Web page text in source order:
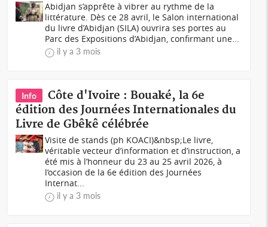
Abidjan s’apprête à vibrer au rythme de la
littérature. Dès ce 28 avril, le Salon international
du livre d’Abidjan (SILA) ouvrira ses portes au
Parc des Expositions d’Abidjan, confirmant une...
il y a 3 mois
Info
Côte d'Ivoire : Bouaké, la 6e
édition des Journées Internationales du
Livre de Gbêkê célébrée
Visite de stands (ph KOACI)&nbsp;Le livre,
véritable vecteur d’information et d’instruction, a
été mis à l’honneur du 23 au 25 avril 2026, à
l’occasion de la 6e édition des Journées
Internat...
il y a 3 mois